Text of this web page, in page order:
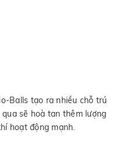
Balls tạo ra nhiều chỗ trú
sẽ hoà tan thêm lượng
hoạt động mạnh.